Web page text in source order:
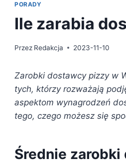
PORADY
Ile zarabia
Przez Redakcja 2023-11-10
Zarobki dostawcy pizzy w
tych, którzy rozważają
aspektom wynagrodzeń
tego, czego możesz się
Średnie